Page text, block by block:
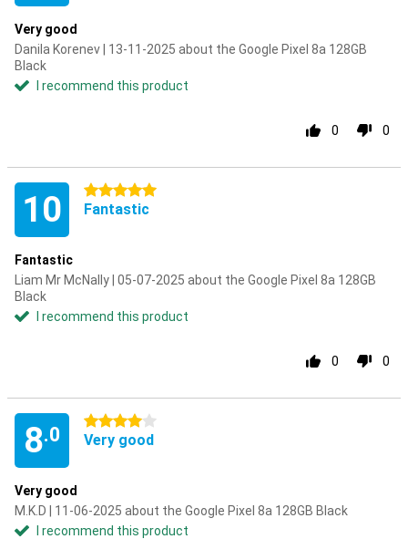
Very good
Danila Korenev | 13-11-2025 about the Google Pixel 8a 128GB
Black
I recommend this product
0 0
10 5 stars
Fantastic
Fantastic
Liam Mr McNally | 05-07-2025 about the Google Pixel 8a 128GB
Black
I recommend this product
0 0
8.0
4 stars
Very good
Very good
M.K.D | 11-06-2025 about the Google Pixel 8a 128GB Black
I recommend this product